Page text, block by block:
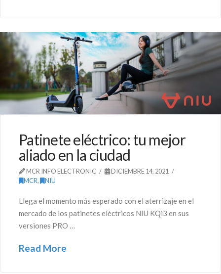
Patinete eléctrico: tu mejor
aliado en la ciudad
MCR INFO ELECTRONIC
DICIEMBRE 14, 2021
MCR, NIU
Llega el momento más esperado con el aterrizaje en el
mercado de los patinetes eléctricos NIU KQi3 en sus
versiones PRO …
Read More